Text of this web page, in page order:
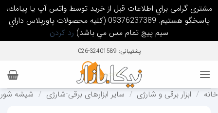
مشتری گرامی براي اطلاعات قبل از خريد توسط واتس آپ يا پيامك،
پاسخگو هستيم. 09376237389 (كليه محصولات پاورپلاس داراي
سيم پيچ تمام مس مي باشد) رد کردن
content
پشتیبانی: 32401589-026
خانه / ابزار برقی و شارژی / سایر ابزارهای برقی-شارژی / شيشه شور